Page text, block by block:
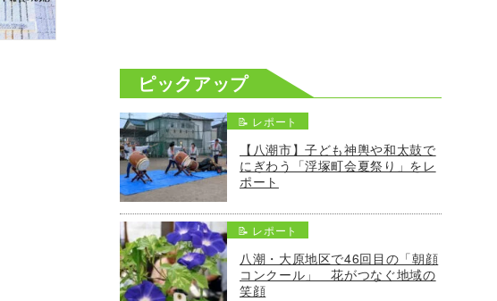
ピックアップ
📝 レポート
【八潮市】子ども神輿や和太鼓で
にぎわう「浮塚町会夏祭り」をレ
ポート
📝 レポート
八潮・大原地区で46回目の「朝顔
コンクール」 花がつなぐ地域の
笑顔